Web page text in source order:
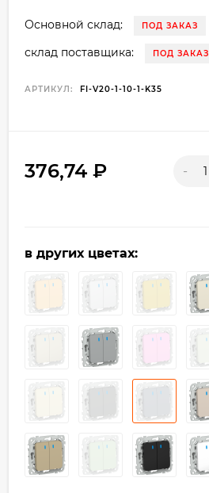
Основной склад: ПОД ЗАКАЗ
склад поставщика: ПОД ЗАКАЗ
АРТИКУЛ: FI-V20-1-10-1-K35
376,74 ₽ -
в других цветах: